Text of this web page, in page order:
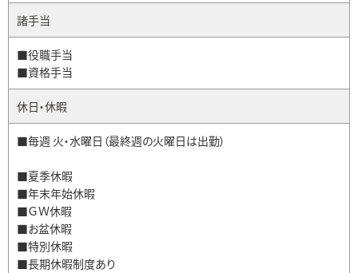
諸手当
■役職手当
■資格手当
休日・休暇
■毎週 火・水曜日（最終週の火曜日は出勤）
■夏季休暇
■年末年始休暇
■ＧＷ休暇
■お盆休暇
■特別休暇
■長期休暇制度あり